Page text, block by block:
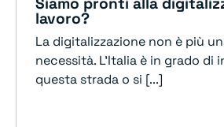
lavoro?
La digitalizzazione non è più
necessità. L'Italia è in grado di
questa strada o si [...]